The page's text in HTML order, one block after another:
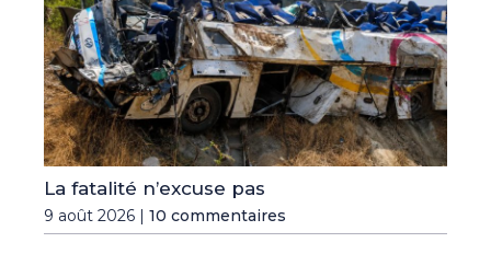
La fatalité n’excuse pas
9 août 2026 | 10 commentaires